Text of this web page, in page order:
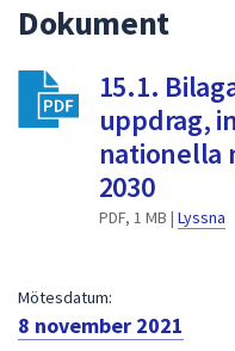
Dokument
15.1.
uppdrag,
nationella
2030
PDF, 1 MB | Lyssna
Mötesdatum:
8 november 2021